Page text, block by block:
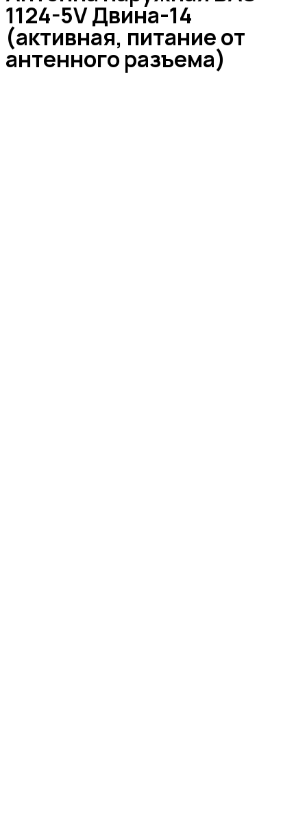
1124-5V Двина-14
(активная, питание от
антенного разъема)